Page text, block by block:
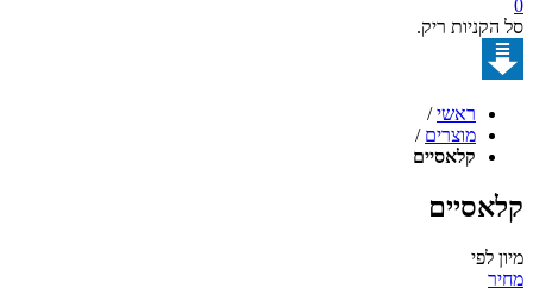
ריק.
ראשי
/
מוצרים /
קלאסיים